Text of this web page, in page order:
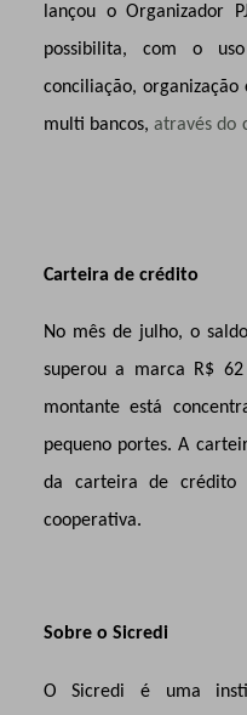
lançou o Organizador
possibilita, com o
conciliação,
multi bancos,através do
Carteira de crédito
No mês de julho, o
superou a marca R$ 62
montante está
pequeno portes. A
da carteira de crédito
cooperativa.
Sobre o Sicredi
O Sicredi é uma